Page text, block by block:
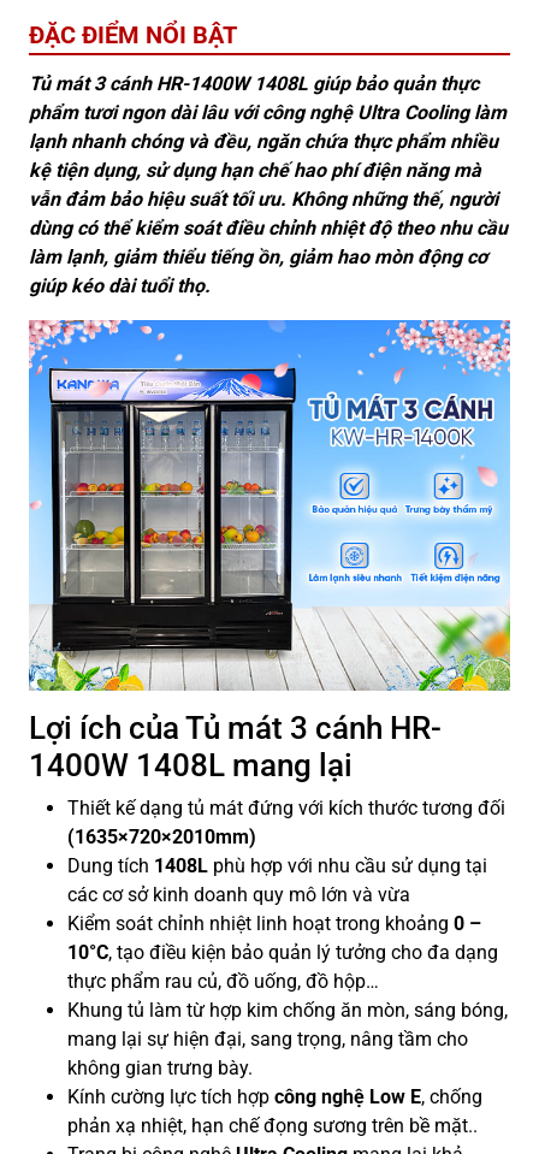
ĐẶC ĐIỂM NỔI BẬT
Tủ mát 3 cánh HR-1400W 1408L giúp bảo quản thực
phẩm tươi ngon dài lâu với công nghệ Ultra Cooling làm
lạnh nhanh chóng và đều, ngăn chứa thực phẩm nhiều
kệ tiện dụng, sử dụng hạn chế hao phí điện năng mà
vẫn đảm bảo hiệu suất tối ưu. Không những thế, người
dùng có thể kiểm soát điều chỉnh nhiệt độ theo nhu cầu
làm lạnh, giảm thiểu tiếng ồn, giảm hao mòn động cơ
giúp kéo dài tuổi thọ.
Lợi ích của Tủ mát 3 cánh HR-
1400W 1408L mang lại
Thiết kế dạng tủ mát đứng với kích thước tương đối
(1635×720×2010mm)
Dung tích 1408L phù hợp với nhu cầu sử dụng tại
các cơ sở kinh doanh quy mô lớn và vừa
Kiểm soát chỉnh nhiệt linh hoạt trong khoảng 0 –
10°C, tạo điều kiện bảo quản lý tưởng cho đa dạng
thực phẩm rau củ, đồ uống, đồ hộp…
Khung tủ làm từ hợp kim chống ăn mòn, sáng bóng,
mang lại sự hiện đại, sang trọng, nâng tầm cho
không gian trưng bày.
Kính cường lực tích hợp công nghệ Low E, chống
phản xạ nhiệt, hạn chế đọng sương trên bề mặt..